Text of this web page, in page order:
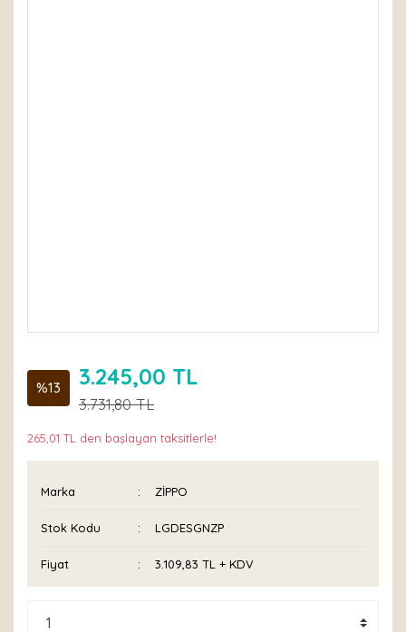
%13 3.245,00 TL
3.731,80 TL
265,01 TL den başlayan taksitlerle!
Marka ZİPPO
Stok Kodu LGDESGNZP
Fiyat 3.109,83 TL + KDV